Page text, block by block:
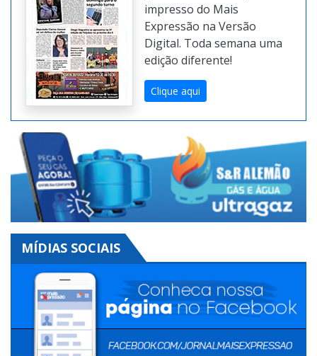
Confira online e
gratuitamenteo jornal
impresso do Mais
Expressão na Versão
Digital. Toda semana uma
edição diferente!
Clique aqui
MÍDIAS SOCIAIS